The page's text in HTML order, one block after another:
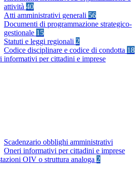
attività 40
Atti amministrativi generali 56
Documenti di programmazione strategico-
gestionale 15
Statuti e leggi regionali 2
Codice disciplinare e codice di condotta 18
informativi per cittadini e imprese
Scadenzario obblighi amministrativi
Oneri informativi per cittadini e imprese
OIV o struttura analoga 2